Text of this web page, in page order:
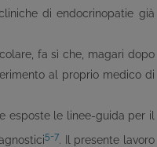
di endocrinopatie già
fa sì che, magari dopo
al proprio medico di
esposte le linee-guida per il
5-7. Il presente lavoro